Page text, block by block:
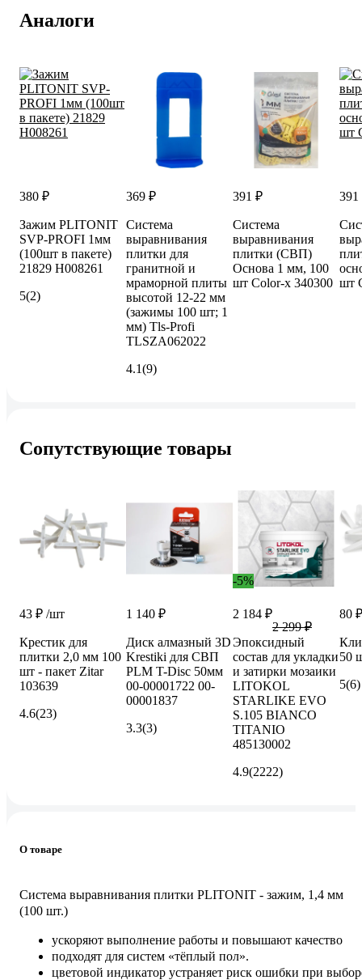
Аналоги
380 ₽
Зажим PLITONIT
SVP-PROFI 1мм
(100шт в пакете)
21829 Н008261
5(2)
369 ₽
Система
выравнивания
плитки для
гранитной и
мраморной плиты
высотой 12-22 мм
(зажимы 100 шт; 1
мм) Tls-Profi
TLSZA062022
4.1(9)
391 ₽
Система
выравнивания
плитки (СВП)
Основа 1 мм, 100
шт Color-x 340300
391
шт
Сопутствующие товары
43 ₽ /шт
Крестик для
плитки 2,0 мм 100
шт - пакет Zitar
103639
4.6(23)
1 140 ₽
Диск алмазный 3D
Krestiki для СВП
PLM T-Disc 50мм
00-00001722 00-
00001837
3.3(3)
-5%
2 184 ₽
2 299 ₽
Эпоксидный
состав для укладки
и затирки мозаики
LITOKOL
STARLIKE EVO
S.105 BIANCO
TITANIO
485130002
4.9(2222)
80
50
5(6)
О товаре
Система выравнивания плитки PLITONIT - зажим, 1,4 мм
(100 шт.)
ускоряют выполнение работы и повышают качество
подходят для систем «тёплый пол».
цветовой индикатор устраняет риск ошибки при